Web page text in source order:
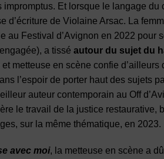
impromptus. Et lorsque le langage
d’écriture de Violaine Arsac. La
au Festival d’Avignon en 2022 pour
a tissé autour du sujet du
et metteuse en scène confie
l’espoir de porter haut des sujets
auteur contemporain au Off
le travail de la justice restaurative,
sur la même thématique, en 2023.
avec moi, la metteuse en scène a